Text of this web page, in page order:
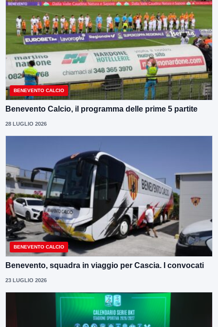
BENEVENTO CALCIO
Benevento Calcio, il programma delle prime 5 partite
28 LUGLIO 2026
BENEVENTO CALCIO
Benevento, squadra in viaggio per Cascia. I convocati
23 LUGLIO 2026